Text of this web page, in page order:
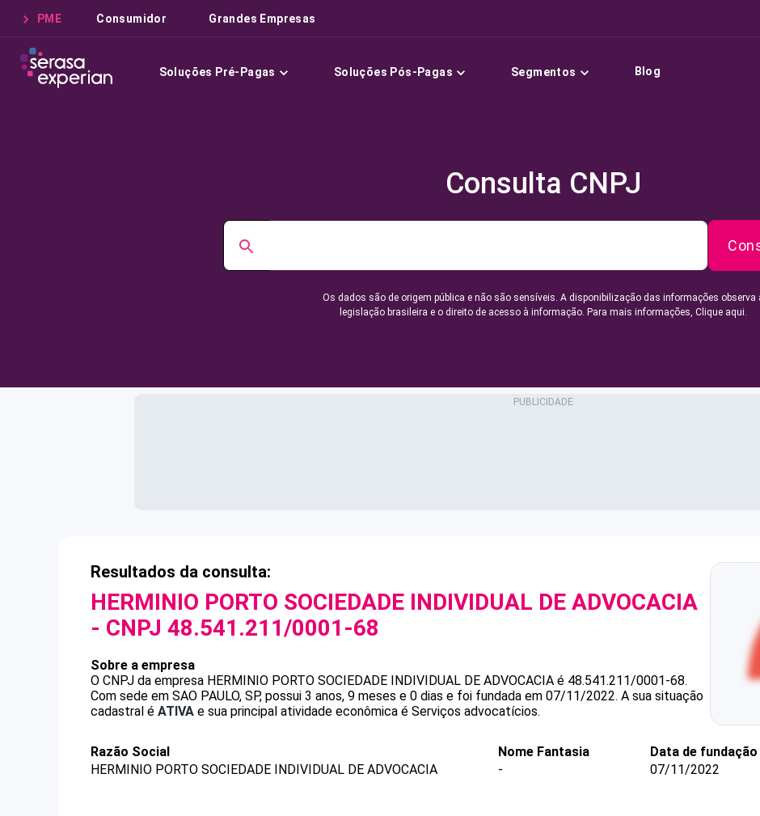
PME Consumidor Grandes Empresas
Soluções Pré-Pagas Soluções Pós-Pagas Segmentos Blog
Consulta CNPJ
Os dados são de origem pública e não são sensíveis. A disponibilização das informações observa
legislação brasileira e o direito de acesso à informação. Para mais informações, Clique aqui.
Resultados da consulta:
HERMINIO PORTO SOCIEDADE INDIVIDUAL DE ADVOCACIA
- CNPJ 48.541.211/0001-68
Sobre a empresa
O CNPJ da empresa HERMINIO PORTO SOCIEDADE INDIVIDUAL DE ADVOCACIA é 48.541.211/0001-68.
Com sede em SAO PAULO, SP, possui 3 anos, 9 meses e 0 dias e foi fundada em 07/11/2022. A sua situação
cadastral é ATIVA e sua principal atividade econômica é Serviços advocatícios.
Razão Social
HERMINIO PORTO SOCIEDADE INDIVIDUAL DE ADVOCACIA
Nome Fantasia
-
Data de fundação
07/11/2022